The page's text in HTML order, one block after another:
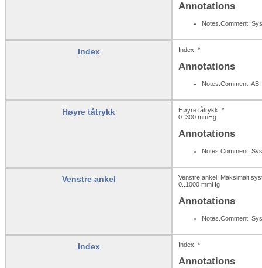
Annotations
Notes.Comment:
Index Index: *
Annotations
Notes.Comment:
Høyre tåtrykk
Høyre tåtrykk: *
0..300 mmHg
Annotations
Notes.Comment:
Venstre ankel
Venstre ankel: Maksimalt
0..1000 mmHg
Annotations
Notes.Comment:
Index Index: *
Annotations